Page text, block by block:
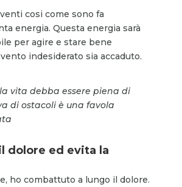
cosi come sono fa
energia. Questa energia sarà
per agire e stare bene
indesiderato sia accaduto.
la vita debba essere piena di
di ostacoli è una favola
dolore ed evita la
ho combattuto a lungo il dolore.